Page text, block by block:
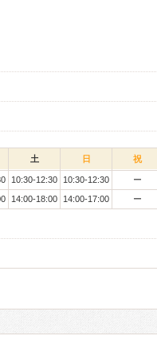
土 日 祝
10:30-12:30 10:30-12:30
ー
14:00-18:00 14:00-17:00 ー